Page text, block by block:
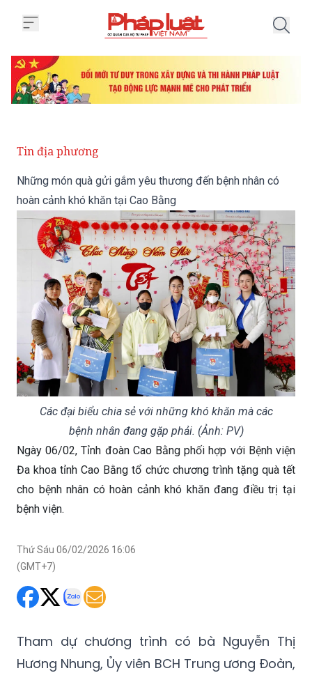
Tin địa phương
Những món quà gửi gắm yêu thương đến bệnh nhân có
hoàn cảnh khó khăn tại Cao Bằng
Các đại biểu chia sẻ với những khó khăn mà các
bệnh nhân đang gặp phải. (Ảnh: PV)
Ngày 06/02, Tỉnh đoàn Cao Bằng phối hợp với Bệnh viện
Đa khoa tỉnh Cao Bằng tổ chức chương trình tặng quà tết
cho bệnh nhân có hoàn cảnh khó khăn đang điều trị tại
bệnh viện.
Thứ Sáu 06/02/2026 16:06
(GMT+7)
Tham dự chương trình có bà Nguyễn Thị
Hương Nhung, Ủy viên BCH Trung ương Đoàn,